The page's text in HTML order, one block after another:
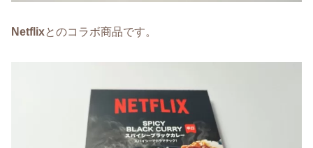
Netflixとのコラボ商品です。